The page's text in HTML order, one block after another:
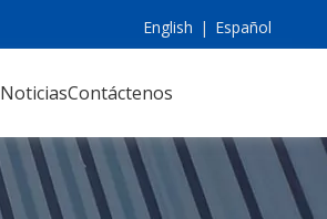
English | Español
NoticiasContáctenos